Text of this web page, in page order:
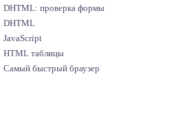
DHTML: проверка формы
DHTML
JavaScript
HTML таблицы
Самый быстрый браузер